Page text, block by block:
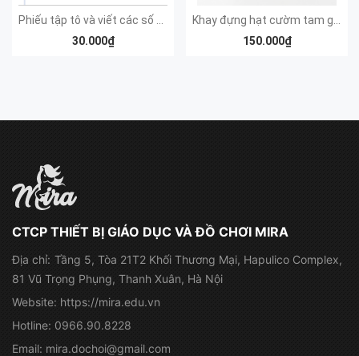
30.000₫
150.000₫
CTCP THIẾT BỊ GIÁO DỤC VÀ ĐỒ CHƠI MIRA
Địa chỉ: Tầng 5, Tòa 21T2 Khối Thương Mại, Hapulico Complex,
81 Vũ Trọng Phụng, Thanh Xuân, Hà Nội
Website: https://mira.edu.vn
Hotline: 0966.90.8228
Email: mira.dochoi@gmail.com